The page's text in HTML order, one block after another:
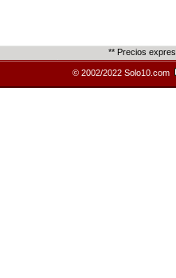
** Precios
© 2002/2022 Solo10.com